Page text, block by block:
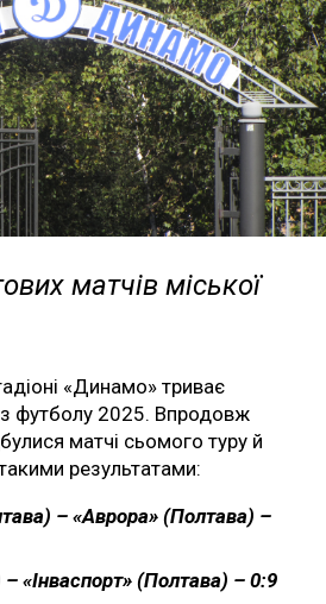
матчів міської
«Динамо» триває
футболу 2025. Впродовж
матчі сьомого туру й
результатами:
– «Аврора» (Полтава) –
«Інваспорт» (Полтава) – 0:9